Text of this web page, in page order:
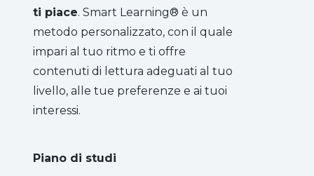
ti piace. Smart Learning® è un
metodo personalizzato, con il quale
impari al tuo ritmo e ti offre
contenuti di lettura adeguati al tuo
livello, alle tue preferenze e ai tuoi
interessi.
Piano di studi